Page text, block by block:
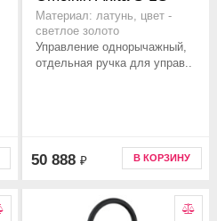
Материал: латунь, цвет -
светлое золото
Управление однорычажный,
отдельная ручка для управ..
50 888 ₽ В КОРЗИНУ